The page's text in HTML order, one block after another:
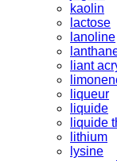
kaolin
lactose
lanoline
liant
liqueur
liquide
liquide
lithium
lysine